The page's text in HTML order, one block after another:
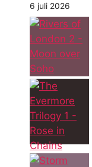
6 juli 2026